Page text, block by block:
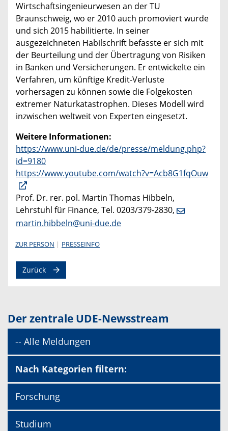
Wirtschaftsingenieurwesen an der TU
Braunschweig, wo er 2010 auch promoviert wurde
und sich 2015 habilitierte. In seiner
ausgezeichneten Habilschrift befasste er sich mit
der Beurteilung und der Übertragung von Risiken
in Banken und Versicherungen. Er entwickelte ein
Verfahren, um künftige Kredit-Verluste
vorhersagen zu können sowie die Folgekosten
extremer Naturkatastrophen. Dieses Modell wird
inzwischen weltweit von Experten eingesetzt.
Weitere Informationen:
https://www.uni-due.de/de/presse/meldung.php?
id=9180
https://www.youtube.com/watch?v=Acb8G1fqOuw
Prof. Dr. rer. pol. Martin Thomas Hibbeln,
Lehrstuhl für Finance, Tel. 0203/379-2830,
martin.hibbeln@uni-due.de
ZUR PERSON PRESSEINFO
Zurück
Der zentrale UDE-Newsstream
-- Alle Meldungen
Nach Kategorien filtern:
Forschung
Studium